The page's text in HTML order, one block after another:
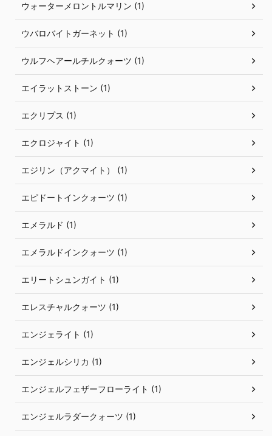
ウォーターメロントルマリン (1)
ウバロバイトガーネット (1)
ウルフヘアールチルクォーツ (1)
エイラットストーン (1)
エクリプス (1)
エクロジャイト (1)
エジリン（アクマイト） (1)
エピドートインクォーツ (1)
エメラルド (1)
エメラルドインクォーツ (1)
エリートシュンガイト (1)
エレスチャルクォーツ (1)
エンジェライト (1)
エンジェルシリカ (1)
エンジェルフェザーフローライト (1)
エンジェルラダークォーツ (1)